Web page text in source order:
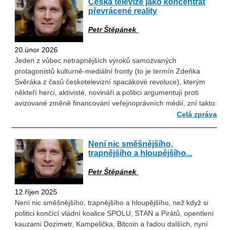
převrácené reality
Petr Štěpánek
20.únor 2026
Jeden z vůbec netrapnějších výroků samozvaných
protagonistů kulturně-mediální fronty (to je termín Zdeňka
Svěráka z časů českotelevizní spacákové revoluce), kterým
někteří herci, aktivisté, novináři a politici argumentují proti
avizované změně financování veřejnoprávních médií, zní takto:
Celá zpráva
Není nic směšnějšího,
trapnějšího a hloupějšího...
Petr Štěpánek
12.říjen 2025
Není nic směšnějšího, trapnějšího a hloupějšího, než když si
politici končící vládní koalice SPOLU, STAN a Pirátů, opentlení
kauzami Dozimetr, Kampelička, Bitcoin a řadou dalších, nyní